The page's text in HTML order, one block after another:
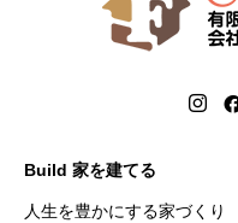
Build 家を建てる
人生を豊かにする家づくり